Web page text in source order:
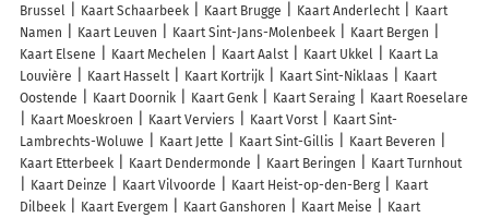
Brussel
Kaart Schaarbeek Kaart Brugge Kaart Anderlecht
Kaart
Namen
Kaart Leuven Kaart Sint-Jans-Molenbeek
Kaart Bergen
Kaart Elsene
Kaart Mechelen Kaart Aalst Kaart Ukkel
Kaart La
Louvière
Kaart Hasselt Kaart Kortrijk Kaart Sint-Niklaas
Kaart
Oostende
Kaart Doornik Kaart Genk Kaart Seraing
Kaart Roeselare
Kaart Moeskroen
Kaart Verviers Kaart Vorst
Kaart Sint-
Lambrechts-Woluwe
Kaart Jette Kaart Sint-Gillis
Kaart Beveren
Kaart Etterbeek
Kaart Dendermonde Kaart Beringen
Kaart Turnhout
Kaart Deinze
Kaart Vilvoorde Kaart Heist-op-den-Berg
Kaart
Dilbeek
Kaart Evergem Kaart Ganshoren Kaart Meise
Kaart